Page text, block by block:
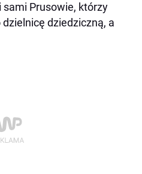
Prusowie, którzy
dziedziczną, a